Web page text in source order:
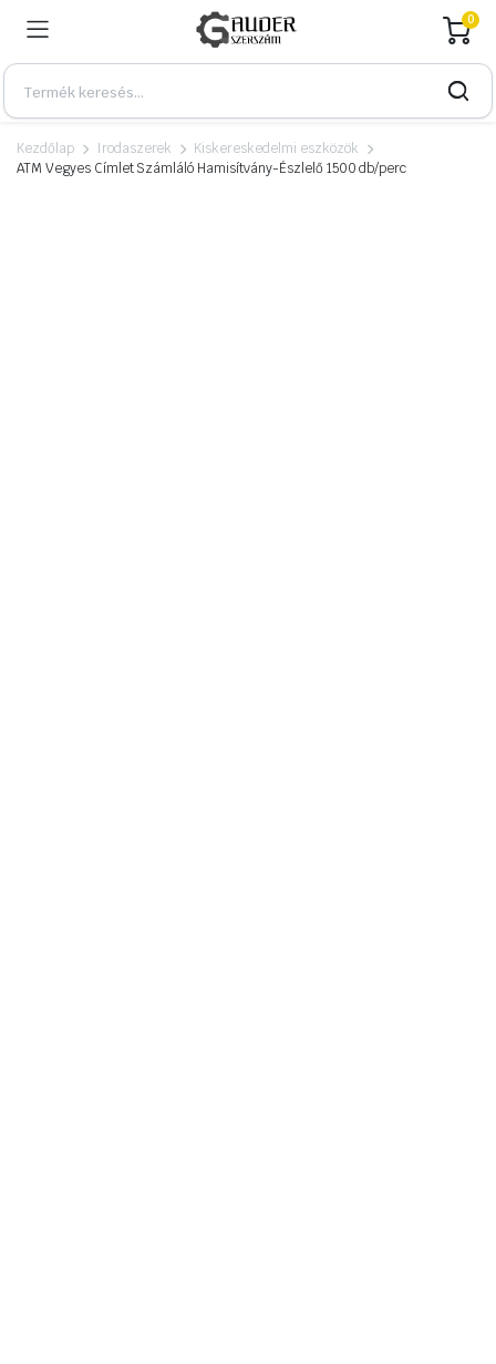
0
Kezdőlap Irodaszerek
Kiskereskedelmi eszközök
ATM Vegyes Címlet Számláló Hamisítvány-Észlelő 1500 db/perc